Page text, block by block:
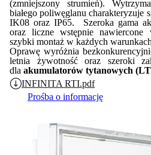
(zmniejszony strumień).
białego poliwęglanu charakteryzuje
IK08 oraz IP65. Szeroka gama
oraz liczne wstępnie
szybki montaż w każdych
Oprawę wyróżnia
letnia żywotność oraz szeroki
dla akumulatorów tytanowych
INFINITA RTI.pdf
Prośba o informację